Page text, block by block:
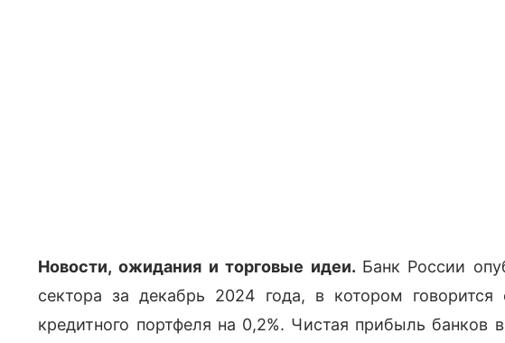
Новости, ожидания и торговые идеи. Банк России
сектора за декабрь 2024 года, в котором говорится
кредитного портфеля на 0,2%. Чистая прибыль банков